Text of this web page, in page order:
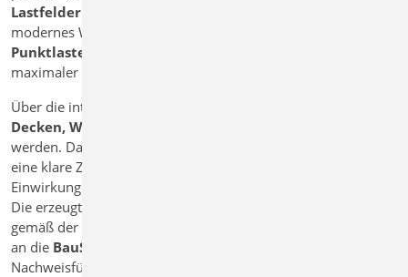
Lastfelder im Strukturmodell
modernes Werkzeug, um
Punktlasten
maximaler Transparenz und Kontrolle.
Über die intuitive Oberfläche können Lastfelder direkt auf
Decken, Wände oder Bauteilgruppen
werden. Dabei sorgt die visuelle Darstellung im Modell für
eine klare Zuordnung und einfache Nachvollziehbarkeit aller
Einwirkungen.
Die erzeugten
gemäß der geltenden Normen gebildet. Diese werden direkt
an die BauStatik
Nachweisführung erfolgt.